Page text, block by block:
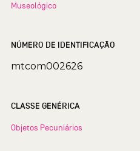
Museológico
NÚMERO DE IDENTIFICAÇÃO
mtcom002626
CLASSE GENÉRICA
Objetos Pecuniários